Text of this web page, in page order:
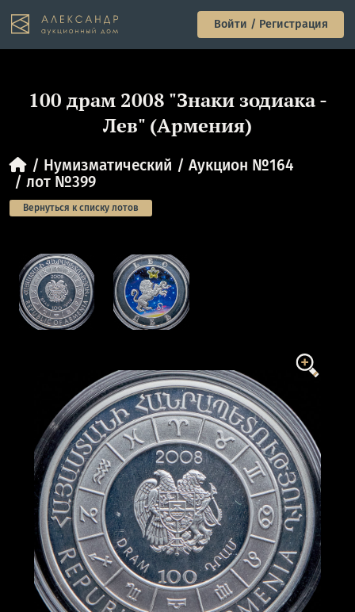
Войти / Регистрация
100 драм 2008 "Знаки зодиака -
Лев" (Армения)
Нумизматический
Аукцион №164
лот №399
Вернуться к списку лотов